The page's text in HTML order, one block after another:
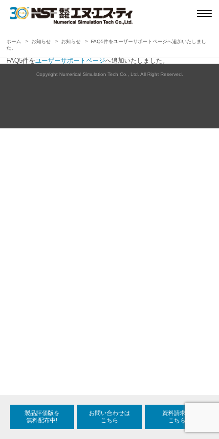
ホーム お知らせ お知らせ
FAQ5件をユーザーサポートページへ追加いたしまし
た。
FAQ5件をユーザーサポートページへ追加いたしました。
Copyright Numerical Simulation Tech Co., Ltd. All Right Reserved.
製品評価版を
無料配布中!
お問い合わせは
こちら
資料請求は
こちら